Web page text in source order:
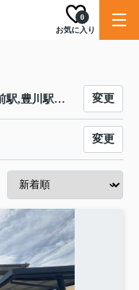
お気に入り
0
万博記念公園駅,公園東口駅,阪大病院前駅,豊川駅,彩都西駅 変更
変更